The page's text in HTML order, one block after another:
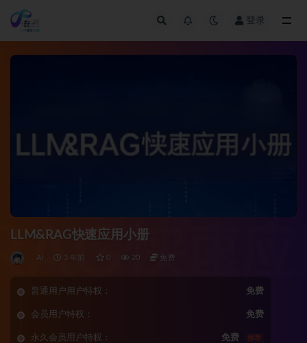
登录
LLM&RAG快速应用小册
AI 3 年前 0 20 免费
普通用户用户特权： 免费
会员用户特权： 免费
永久会员用户特权： 免费 推荐